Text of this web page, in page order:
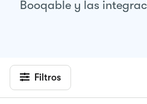
Booqable y las
Filtros